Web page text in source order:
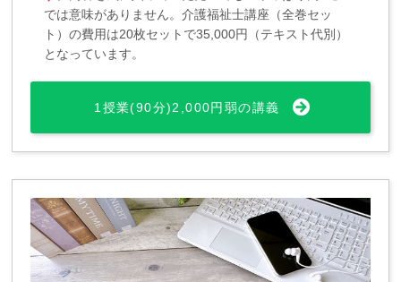
では意味がありません。介護福祉士講座（全巻セッ
ト）の費用は20枚セットで35,000円（テキスト代別）
となっています。
1授業(90分)2,000円弱の講義